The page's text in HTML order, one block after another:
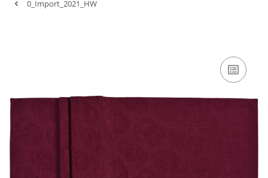
0_Import_2021_HW